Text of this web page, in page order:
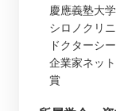
慶應義塾大
シロノクリ
ドクターシ
企業家ネッ
賞